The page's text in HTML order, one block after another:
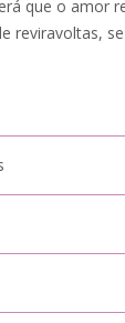
que o amor
reviravoltas,